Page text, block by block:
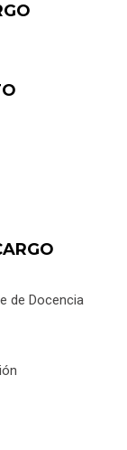
de Docencia